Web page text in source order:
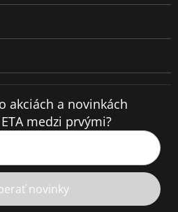
akciách a novinkách
medzi prvými?
novinky